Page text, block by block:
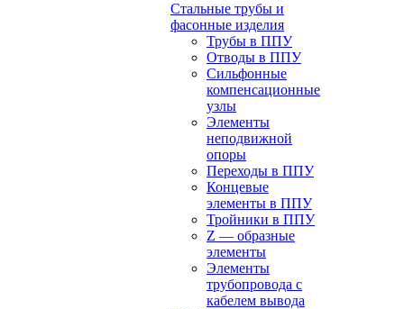
Стальные трубы и
фасонные изделия
Трубы в ППУ
Отводы в ППУ
Сильфонные
компенсационные
узлы
Элементы
неподвижной
опоры
Переходы в ППУ
Концевые
элементы в ППУ
Тройники в ППУ
Z — образные
элементы
Элементы
трубопровода с
кабелем вывода